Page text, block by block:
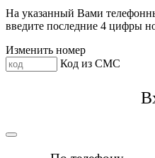
На указанный Вами
введите последние 4 цифры
Изменить номер
Код из СМС